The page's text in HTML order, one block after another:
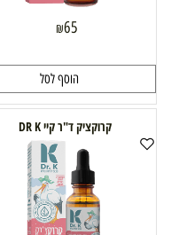
₪65
הוסף לסל
קרוקציק ד"ר קיי DR K